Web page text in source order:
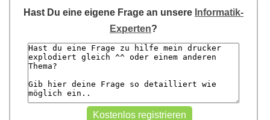
Hast Du eine eigene Frage an unsere Informatik-
Experten?